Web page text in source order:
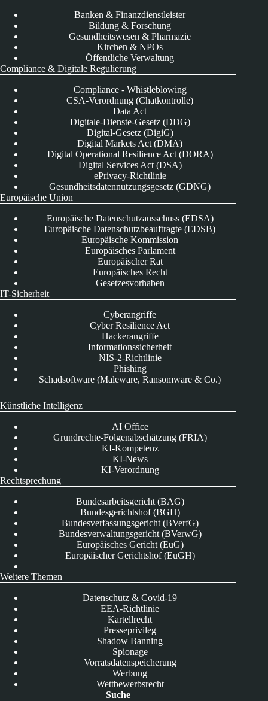
Banken & Finanzdienstleister
Bildung & Forschung
Gesundheitswesen & Pharmazie
Kirchen & NPOs
Öffentliche Verwaltung
Compliance & Digitale Regulierung
Compliance - Whistleblowing
CSA-Verordnung (Chatkontrolle)
Data Act
Digitale-Dienste-Gesetz (DDG)
Digital-Gesetz (DigiG)
Digital Markets Act (DMA)
Digital Operational Resilience Act (DORA)
Digital Services Act (DSA)
ePrivacy-Richtlinie
Gesundheitsdatennutzungsgesetz (GDNG)
Europäische Union
Europäische Datenschutzausschuss (EDSA)
Europäische Datenschutzbeauftragte (EDSB)
Europäische Kommission
Europäisches Parlament
Europäischer Rat
Europäisches Recht
Gesetzesvorhaben
IT-Sicherheit
Cyberangriffe
Cyber Resilience Act
Hackerangriffe
Informationssicherheit
NIS-2-Richtlinie
Phishing
Schadsoftware (Maleware, Ransomware & Co.)
Künstliche Intelligenz
AI Office
Grundrechte-Folgenabschätzung (FRIA)
KI-Kompetenz
KI-News
KI-Verordnung
Rechtsprechung
Bundesarbeitsgericht (BAG)
Bundesgerichtshof (BGH)
Bundesverfassungsgericht (BVerfG)
Bundesverwaltungsgericht (BVerwG)
Europäisches Gericht (EuG)
Europäischer Gerichtshof (EuGH)
Weitere Themen
Datenschutz & Covid-19
EEA-Richtlinie
Kartellrecht
Presseprivileg
Shadow Banning
Spionage
Vorratsdatenspeicherung
Werbung
Wettbewerbsrecht
Suche